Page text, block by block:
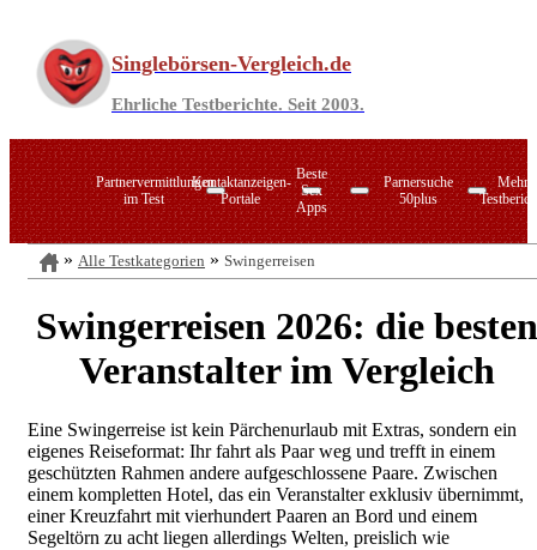
springen
Singlebörsen-Vergleich.de
Ehrliche Testberichte. Seit 2003.
Partnervermittlungen
im Test
ElitePartner
LemonSwan
Die Marktführer im direkten Vergleich
Kontaktanzeigen-
Portale
Zweisam.de
Datingcafe.de
Beste
Sex
Apps
Joyclub
Sexkontakt-Portale
Seitensprung-Agenturen
Online-Swingerclubs
Cougar Dating: Nischen,
Parnersuche
50plus
Zweisam.de
50plus-Treff
Mehr
Singlebörsen für Ihre Region
Alle Testkategorien Swingerreisen
Swingerreisen 2026: die besten
Veranstalter im Vergleich
Eine Swingerreise ist kein Pärchenurlaub mit Extras, sondern ein
eigenes Reiseformat: Ihr fahrt als Paar weg und trefft in einem
geschützten Rahmen andere aufgeschlossene Paare. Zwischen
einem kompletten Hotel, das ein Veranstalter exklusiv übernimmt,
einer Kreuzfahrt mit vierhundert Paaren an Bord und einem
Segeltörn zu acht liegen allerdings Welten, preislich wie